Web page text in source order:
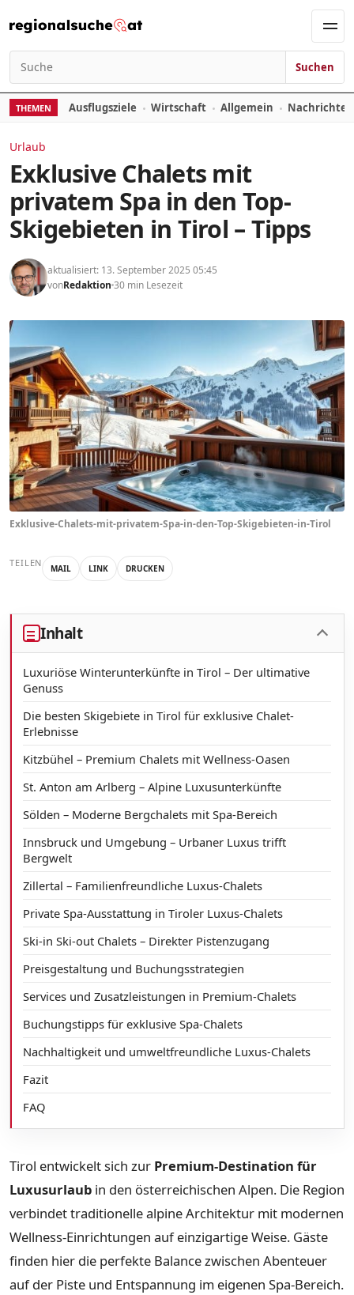
Suchen nach:
Suchen
THEMEN Ausflugsziele Wirtschaft Allgemein
Urlaub
Exklusive Chalets mit
privatem Spa in den Top-
Skigebieten in Tirol – Tipps
aktualisiert: 13. September 2025 05:45
vonRedaktion 30 min Lesezeit
Exklusive-Chalets-mit-privatem-Spa-in-den-Top-Skigebieten-in-Tirol
TEILEN MAIL LINK DRUCKEN
Inhalt
Luxuriöse Winterunterkünfte in Tirol – Der ultimative
Genuss
Die besten Skigebiete in Tirol für exklusive Chalet-
Erlebnisse
Kitzbühel – Premium Chalets mit Wellness-Oasen
St. Anton am Arlberg – Alpine Luxusunterkünfte
Sölden – Moderne Bergchalets mit Spa-Bereich
Innsbruck und Umgebung – Urbaner Luxus trifft
Bergwelt
Zillertal – Familienfreundliche Luxus-Chalets
Private Spa-Ausstattung in Tiroler Luxus-Chalets
Ski-in Ski-out Chalets – Direkter Pistenzugang
Preisgestaltung und Buchungsstrategien
Services und Zusatzleistungen in Premium-Chalets
Buchungstipps für exklusive Spa-Chalets
Nachhaltigkeit und umweltfreundliche Luxus-Chalets
Fazit
FAQ
Tirol entwickelt sich zur Premium-Destination für
Luxusurlaub in den österreichischen Alpen. Die Region
verbindet traditionelle alpine Architektur mit modernen
Wellness-Einrichtungen auf einzigartige Weise. Gäste
finden hier die perfekte Balance zwischen Abenteuer
auf der Piste und Entspannung im eigenen Spa-Bereich.